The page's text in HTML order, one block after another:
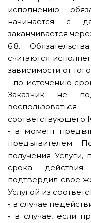
исполнению
начинается с
заканчивается
6.8.
считаются
зависимости от
- по истечению
Заказчик не
соответствующего
- в момент
предъявителем
получения Услуги,
срока действия
подтвердил свое
Услугой из
- в случае
- в случае, если